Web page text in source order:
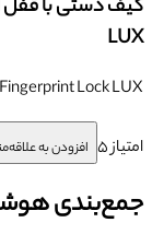
LUX
Lock LUX
امتیاز۵ افزودن به
جمع‌بندی